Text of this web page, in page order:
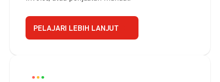
PELAJARI LEBIH LANJUT